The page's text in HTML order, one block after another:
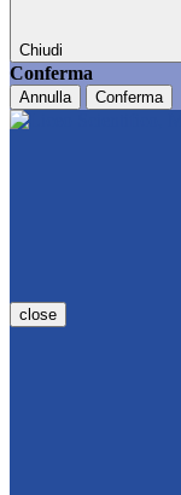
Chiudi
Conferma
Annulla Conferma
close